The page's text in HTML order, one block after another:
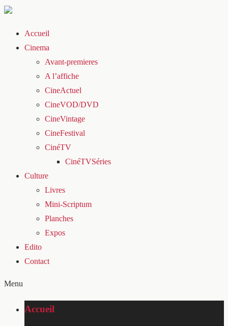
Accueil
Cinema
Avant-premieres
A l’affiche
CineActuel
CineVOD/DVD
CineVintage
CineFestival
CinéTV
CinéTVSéries
Culture
Livres
Mini-Scriptum
Planches
Expos
Edito
Contact
Menu
Accueil